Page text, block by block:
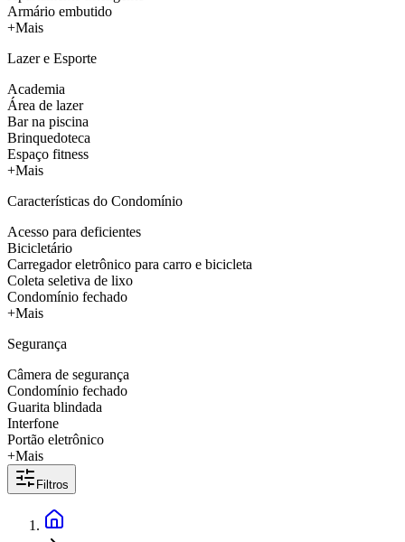
Armário embutido
+Mais
Lazer e Esporte
Academia
Área de lazer
Bar na piscina
Brinquedoteca
Espaço fitness
+Mais
Características do Condomínio
Acesso para deficientes
Bicicletário
Carregador eletrônico para carro e bicicleta
Coleta seletiva de lixo
Condomínio fechado
+Mais
Segurança
Câmera de segurança
Condomínio fechado
Guarita blindada
Interfone
Portão eletrônico
+Mais
Filtros